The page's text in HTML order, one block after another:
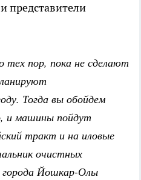
представители
тех пор, пока не сделают
Тогда вы обойдем
и машины пойдут
тракт и на иловые
очистных
города Йошкар-Олы